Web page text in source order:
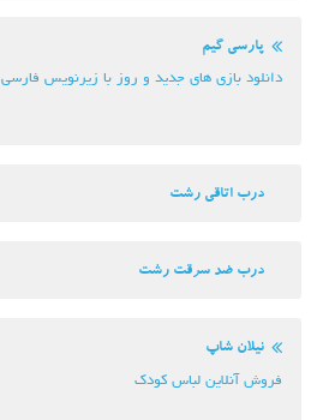
پارسی گیم
دانلود بازی های جدید و روز با زیرنویس فارسی
درب اتاقی رشت
درب ضد سرقت رشت
نیلان شاپ
فروش آنلاین لباس کودک